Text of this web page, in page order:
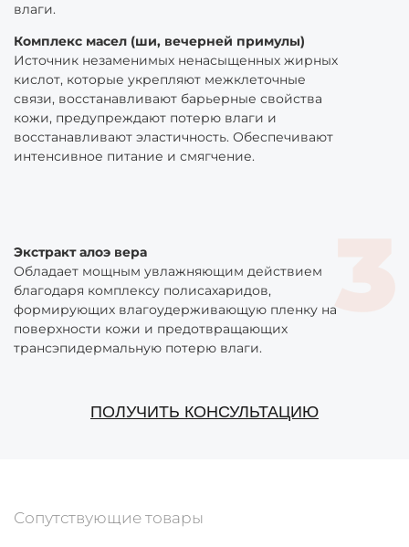
влаги.
Комплекс масел (ши, вечерней примулы)
Источник незаменимых ненасыщенных жирных
кислот, которые укрепляют межклеточные
связи, восстанавливают барьерные свойства
кожи, предупреждают потерю влаги и
восстанавливают эластичность. Обеспечивают
интенсивное питание и смягчение.
Экстракт алоэ вера
Обладает мощным увлажняющим действием
благодаря комплексу полисахаридов,
формирующих влагоудерживающую пленку на
поверхности кожи и предотвращающих
трансэпидермальную потерю влаги.
ПОЛУЧИТЬ КОНСУЛЬТАЦИЮ
Сопутствующие товары